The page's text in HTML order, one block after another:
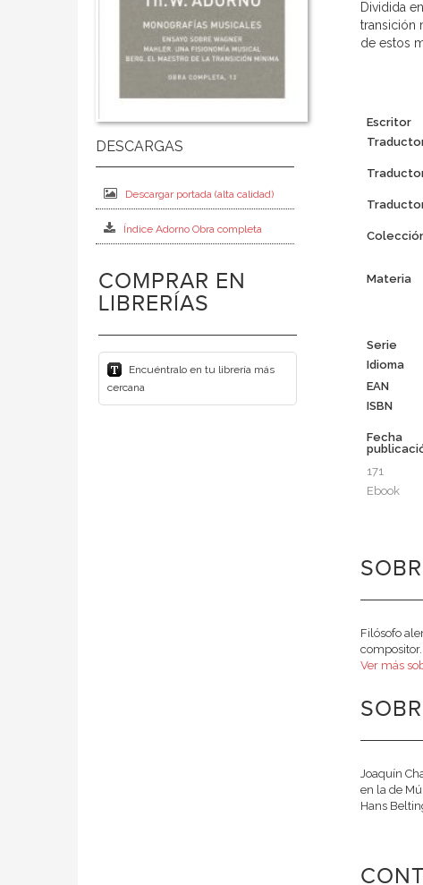
Descargar portada (alta calidad)
Índice Adorno Obra completa
COMPRAR EN
LIBRERÍAS
Encuéntralo en tu librería más
cercana
Dividida
transición
de estos
Escritor
Materia
Serie
Idioma
EAN
ISBN
Fecha
171
Ebook
Filósofo
Ver más
Joaquín
en la de
Hans